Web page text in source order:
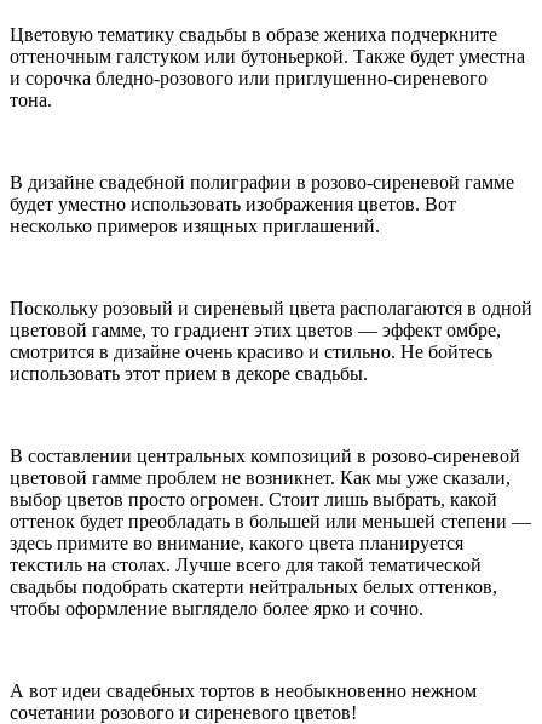
Цветовую тематику свадьбы в образе жениха подчеркните
оттеночным галстуком или бутоньеркой. Также будет уместна
и сорочка бледно-розового или приглушенно-сиреневого
тона.
В дизайне свадебной полиграфии в розово-сиреневой гамме
будет уместно использовать изображения цветов. Вот
несколько примеров изящных приглашений.
Поскольку розовый и сиреневый цвета располагаются в одной
цветовой гамме, то градиент этих цветов — эффект омбре,
смотрится в дизайне очень красиво и стильно. Не бойтесь
использовать этот прием в декоре свадьбы.
В составлении центральных композиций в розово-сиреневой
цветовой гамме проблем не возникнет. Как мы уже сказали,
выбор цветов просто огромен. Стоит лишь выбрать, какой
оттенок будет преобладать в большей или меньшей степени —
здесь примите во внимание, какого цвета планируется
текстиль на столах. Лучше всего для такой тематической
свадьбы подобрать скатерти нейтральных белых оттенков,
чтобы оформление выглядело более ярко и сочно.
А вот идеи свадебных тортов в необыкновенно нежном
сочетании розового и сиреневого цветов!